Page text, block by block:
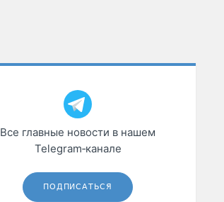
Все главные новости в нашем
Telegram‑канале
ПОДПИСАТЬСЯ